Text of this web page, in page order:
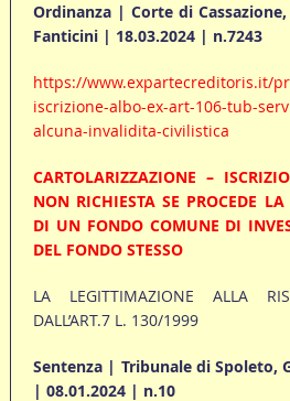
Ordinanza | Corte di
Fanticini | 18.03.2024 | n.7243
https://www.expartecreditoris.it/
iscrizione-albo-ex-art-106-tub-
alcuna-invalidita-civilistica
CARTOLARIZZAZIONE –
NON RICHIESTA SE PROCEDE
DI UN FONDO COMUNE DI
DEL FONDO STESSO
LA LEGITTIMAZIONE ALLA
DALL’ART.7 L. 130/1999
Sentenza | Tribunale di Spoleto,
| 08.01.2024 | n.10